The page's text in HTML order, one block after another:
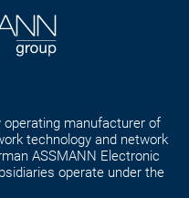
operating manufacturer of
technology and network
ASSMANN Electronic
operate under the